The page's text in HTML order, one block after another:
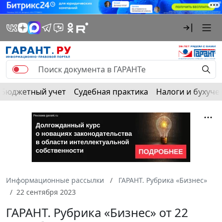
Бюджетный учет Судебная практика Налоги и
Информационные рассылки
ГАРАНТ. Рубрика «Бизнес»
22 сентября 2023
ГАРАНТ. Рубрика «Бизнес» от 22